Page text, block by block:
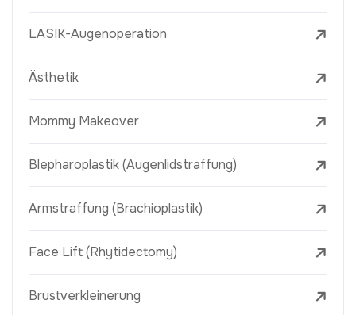
LASIK-Augenoperation
Ästhetik
Mommy Makeover
Blepharoplastik (Augenlidstraffung)
Armstraffung (Brachioplastik)
Face Lift (Rhytidectomy)
Brustverkleinerung